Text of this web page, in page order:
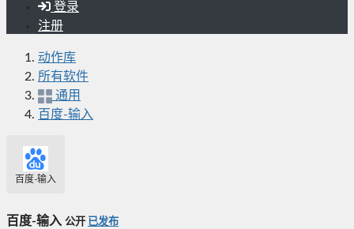
登录
注册
动作库
所有软件
通用
百度-输入
百度-输入
百度-输入 公开 已发布